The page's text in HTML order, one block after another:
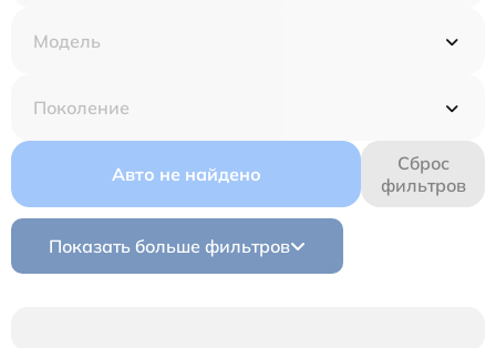
Авто не найдено
Сброс
фильтров
Показать больше фильтров